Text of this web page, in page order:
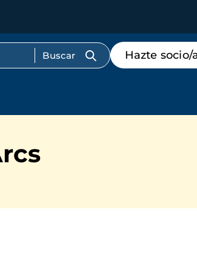
Menú
de
destacados
Hazte socio/